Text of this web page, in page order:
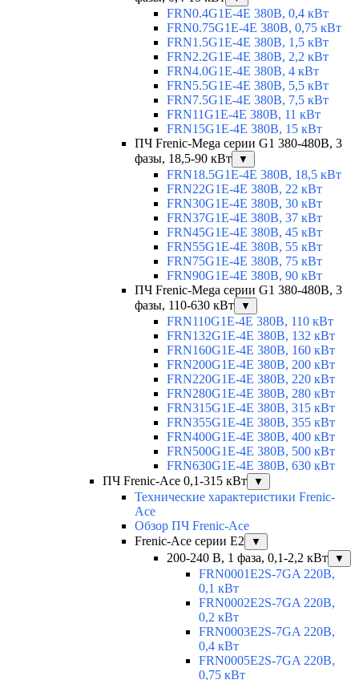
FRN0.4G1E-4E 380В, 0,4 кВт
FRN0.75G1E-4E 380В, 0,75 кВт
FRN1.5G1E-4E 380В, 1,5 кВт
FRN2.2G1E-4E 380В, 2,2 кВт
FRN4.0G1E-4E 380В, 4 кВт
FRN5.5G1E-4E 380В, 5,5 кВт
FRN7.5G1E-4E 380В, 7,5 кВт
FRN11G1E-4E 380В, 11 кВт
FRN15G1E-4E 380В, 15 кВт
ПЧ Frenic-Mega серии G1 380-480В, 3
фазы, 18,5-90 кВт
▼
FRN18.5G1E-4E 380В, 18,5 кВт
FRN22G1E-4E 380В, 22 кВт
FRN30G1E-4E 380В, 30 кВт
FRN37G1E-4E 380В, 37 кВт
FRN45G1E-4E 380В, 45 кВт
FRN55G1E-4E 380В, 55 кВт
FRN75G1E-4E 380В, 75 кВт
FRN90G1E-4E 380В, 90 кВт
ПЧ Frenic-Mega серии G1 380-480В, 3
фазы, 110-630 кВт
▼
FRN110G1E-4E 380В, 110 кВт
FRN132G1E-4E 380В, 132 кВт
FRN160G1E-4E 380В, 160 кВт
FRN200G1E-4E 380В, 200 кВт
FRN220G1E-4E 380В, 220 кВт
FRN280G1E-4E 380В, 280 кВт
FRN315G1E-4E 380В, 315 кВт
FRN355G1E-4E 380В, 355 кВт
FRN400G1E-4E 380В, 400 кВт
FRN500G1E-4E 380В, 500 кВт
FRN630G1E-4E 380В, 630 кВт
ПЧ Frenic-Ace 0,1-315 кВт
▼
Технические характеристики Frenic-
Ace
Обзор ПЧ Frenic-Ace
Frenic-Ace серии E2
▼
200-240 В, 1 фаза, 0,1-2,2 кВт ▼
FRN0001E2S-7GA 220В,
0,1 кВт
FRN0002E2S-7GA 220В,
0,2 кВт
FRN0003E2S-7GA 220В,
0,4 кВт
FRN0005E2S-7GA 220В,
0,75 кВт